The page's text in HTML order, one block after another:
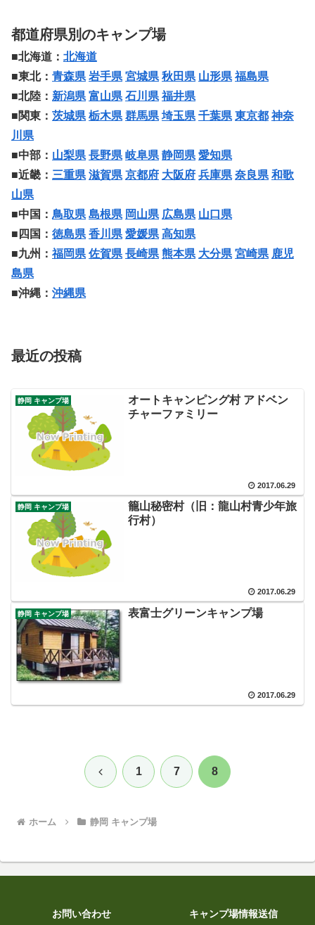
都道府県別のキャンプ場
■北海道： 北海道
■東北： 青森県 岩手県 宮城県 秋田県 山形県 福島県
■北陸： 新潟県 富山県 石川県 福井県
■関東： 茨城県 栃木県 群馬県 埼玉県 千葉県 東京都 神奈
川県
■中部： 山梨県 長野県 岐阜県 静岡県 愛知県
■近畿： 三重県 滋賀県 京都府 大阪府 兵庫県 奈良県 和歌
山県
■中国： 鳥取県 島根県 岡山県 広島県 山口県
■四国： 徳島県 香川県 愛媛県 高知県
■九州： 福岡県 佐賀県 長崎県 熊本県 大分県 宮崎県 鹿児
島県
■沖縄： 沖縄県
最近の投稿
静岡 キャンプ場
オートキャンピング村 アドベン
チャーファミリー
2017.06.29
静岡 キャンプ場
籠山秘密村（旧：龍山村青少年旅
行村）
2017.06.29
静岡 キャンプ場 表富士グリーンキャンプ場
2017.06.29
前 1 7 8
ホーム 静岡 キャンプ場
お問い合わせ キャンプ場情報送信